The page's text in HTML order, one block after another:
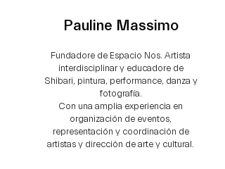
Pauline Massimo
Fundadore de Espacio Nos. Artista
interdisciplinar y educadore de
Shibari, pintura, performance, danza y
fotografía.
Con una amplia experiencia en
organización de eventos,
representación y coordinación de
artistas y dirección de arte y cultural.